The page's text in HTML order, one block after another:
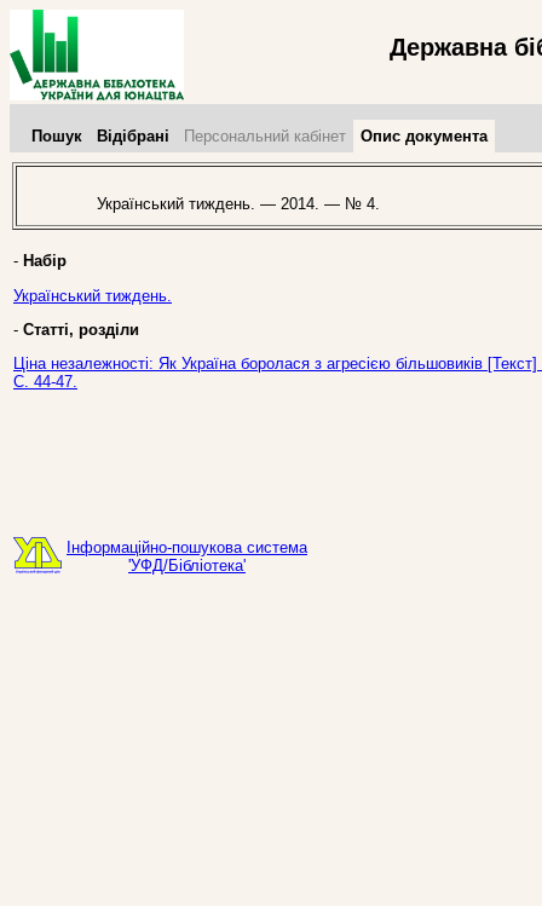
Державна
Пошук Відібрані Персональний кабінет Опис документа
Український тиждень. — 2014. — № 4.
- Набір
Український тиждень.
- Статті, розділи
Ціна незалежності: Як Україна боролася з агресією більшовиків
С. 44-47.
Інформаційно-пошукова система
'УФД/Бібліотека'